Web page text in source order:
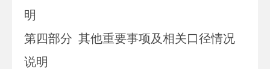
明
第四部分 其他重要事项及相关口径情况
说明